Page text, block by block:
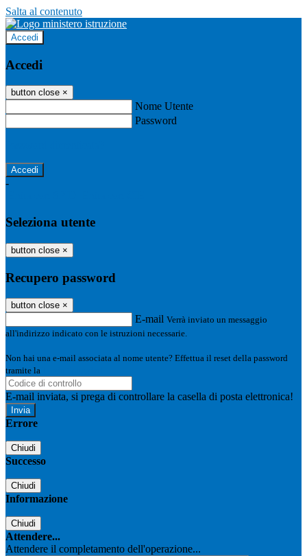
Salta al contenuto
Accedi
Accedi
button close ×
Nome Utente
Password
-
Seleziona utente
button close ×
Recupero password
button close ×
E-mail Verrà inviato un messaggio
all'indirizzo indicato con le istruzioni necessarie.
Non hai una e-mail associata al nome utente? Effettua il reset della password
tramite la
E-mail inviata, si prega di controllare la casella di posta elettronica!
Errore
Chiudi
Successo
Chiudi
Informazione
Chiudi
Attendere...
Attendere il completamento dell'operazione...